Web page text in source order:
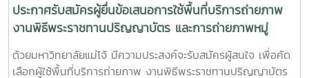
ประกาศรับสมัครผู้ยื่นข้อเสนอการใช้พื้นที่บริการถ่ายภาพ
งานพิธีพระราชทานปริญญาบัตร และการถ่ายภาพหมู่
บัณฑิต ครั้งที่ 48 ครั้ง 49 และครั้งที่ 50
ด้วยมหาวิทยาลัยแม่โจ้ มีความประสงค์จะรับสมัครผู้สนใจ เพื่อคัด
เลือกผู้ใช้พื้นที่บริการถ่ายภาพ งานพิธีพระราชทานปริญญาบัตร